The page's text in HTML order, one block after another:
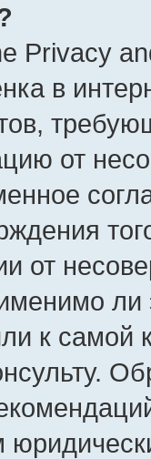
Privacy
в
от
от
ли
к самой